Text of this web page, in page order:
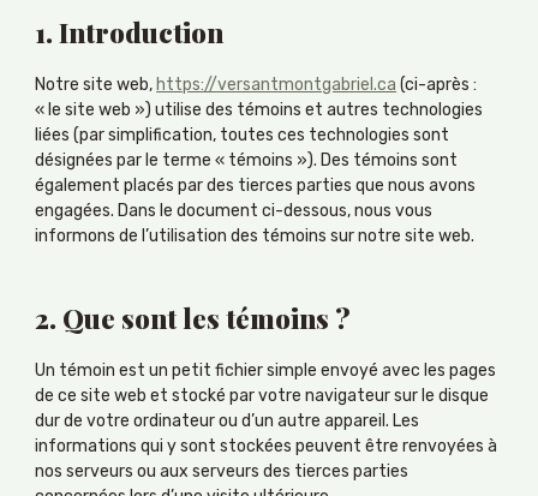
1. Introduction
Notre site web, https://versantmontgabriel.ca (ci-après :
« le site web ») utilise des témoins et autres technologies
liées (par simplification, toutes ces technologies sont
désignées par le terme « témoins »). Des témoins sont
également placés par des tierces parties que nous avons
engagées. Dans le document ci-dessous, nous vous
informons de l’utilisation des témoins sur notre site web.
2. Que sont les témoins ?
Un témoin est un petit fichier simple envoyé avec les pages
de ce site web et stocké par votre navigateur sur le disque
dur de votre ordinateur ou d’un autre appareil. Les
informations qui y sont stockées peuvent être renvoyées à
nos serveurs ou aux serveurs des tierces parties